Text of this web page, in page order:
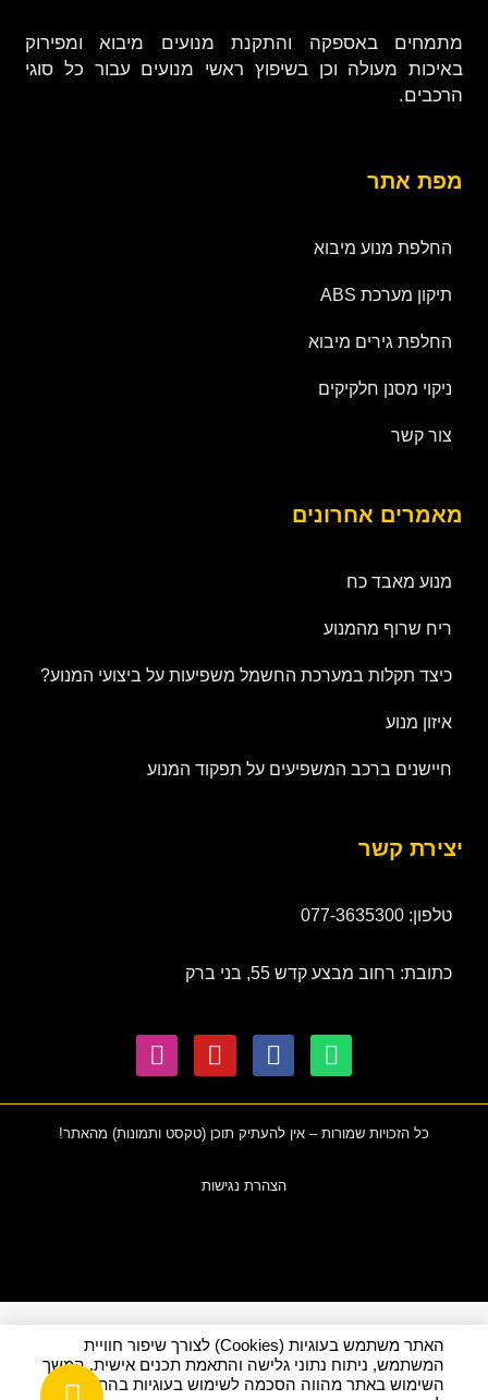
מתמחים באספקה והתקנת מנועים מיבוא ומפירוק
באיכות מעולה וכן בשיפוץ ראשי מנועים עבור כל סוגי
הרכבים.
מפת אתר
החלפת מנוע מיבוא
תיקון מערכת ABS
החלפת גירים מיבוא
ניקוי מסנן חלקיקים
צור קשר
מאמרים אחרונים
מנוע מאבד כח
ריח שרוף מהמנוע
כיצד תקלות במערכת החשמל משפיעות על ביצועי המנוע?
איזון מנוע
חיישנים ברכב המשפיעים על תפקוד המנוע
יצירת קשר
טלפון: 077-3635300
כתובת: רחוב מבצע קדש 55, בני ברק
כל הזכויות שמורות – אין להעתיק תוכן (טקסט ותמונות) מהאתר!
הצהרת נגישות
האתר משתמש בעוגיות (Cookies) לצורך שיפור חוויית
המשתמש, ניתוח נתוני גלישה והתאמת תכנים אישית. המשך
השימוש באתר מהווה הסכמה לשימוש בעוגיות בהתאם